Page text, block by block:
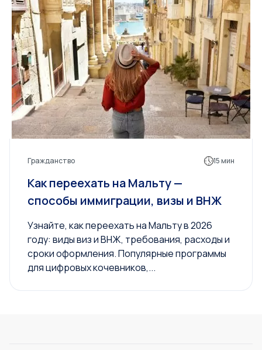
Гражданство 15 мин
Как переехать на Мальту —
способы иммиграции, визы и ВНЖ
Узнайте, как переехать на Мальту в 2026
году: виды виз и ВНЖ, требования, расходы и
сроки оформления. Популярные программы
для цифровых кочевников,...